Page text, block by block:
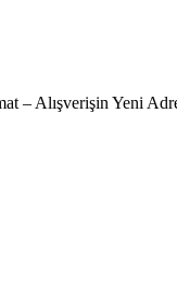
– Alışverişin Yeni